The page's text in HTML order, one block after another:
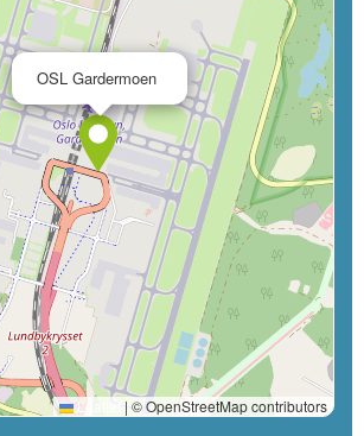
OSL Gardermoen
Leaflet | © OpenStreetMap contributors